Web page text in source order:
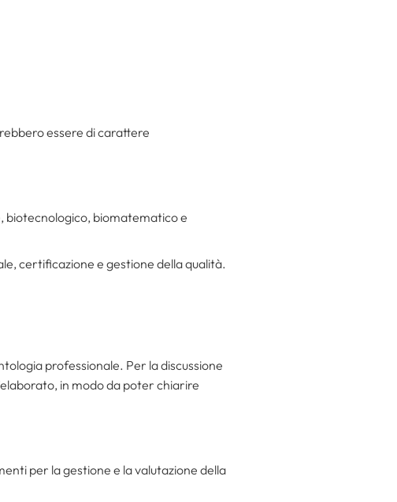
essere di carattere
biotecnologico, biomatematico e
certificazione e gestione della qualità.
professionale. Per la discussione
in modo da poter chiarire
per la gestione e la valutazione della